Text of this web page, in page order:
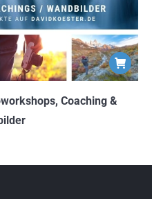
Coaching &